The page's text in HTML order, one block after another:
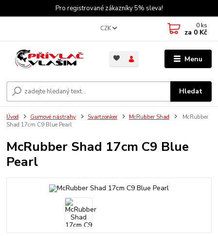
Pro registrované zákazníky 5% sleva!
Menu
CZK
Hledat
0 ks
za 0 Kč
Úvod Gumové nástrahy Svartzonker McRubber Shad
McRubber
Shad 17cm C9 Blue Pearl
McRubber Shad 17cm C9 Blue
Pearl